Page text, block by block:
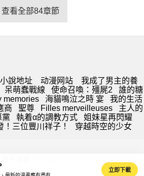
查看全部84章節
小說地址 动漫网站
我成了男主的養
呆萌蠢戰線 使命召喚：殭屍2
誰的糖
memories 海貓鳴泣之時 宴
我的生活
商 聖尊 Filles merveilleuses
主人的
黨 執着α的調教方式
姐妹星再閃耀
！三位豐川祥子！
穿越時空的少女
立即下載
子漫畫 ·